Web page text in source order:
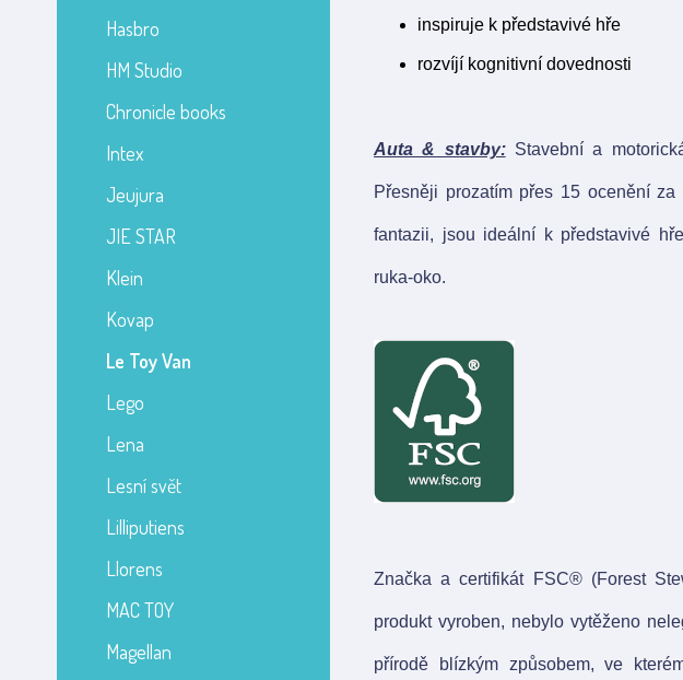
Hasbro
HM Studio
Chronicle books
Intex
Jeujura
JIE STAR
Klein
Kovap
Le Toy Van
Lego
Lena
Lesní svět
Lilliputiens
Llorens
MAC TOY
Magellan
inspiruje k představivé hře
rozvíjí kognitivní dovednosti
Auta & stavby:Stavební a
Přesněji prozatím přes 15 ocenění
fantazii, jsou ideální k představivé
ruka‑oko.
Značka a certifikát FSC® (Forest
produkt vyroben, nebylo vytěženo
přírodě blízkým způsobem, ve